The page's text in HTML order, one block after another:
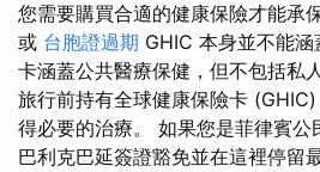
您需要購買合適的健康保險才能承
或 台胞證過期 GHIC 本身並不能
卡涵蓋公共醫療保健，但不包括私
旅行前持有全球健康保險卡
得必要的治療。 如果您是菲律賓公
巴利克巴延簽證豁免並在這裡停留